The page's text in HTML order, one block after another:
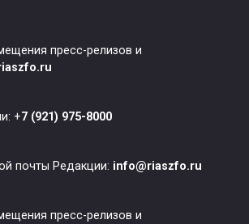
пресс-релизов и
+7 (921) 975-8000
почты Редакции: info@riaszfo.ru
пресс-релизов и